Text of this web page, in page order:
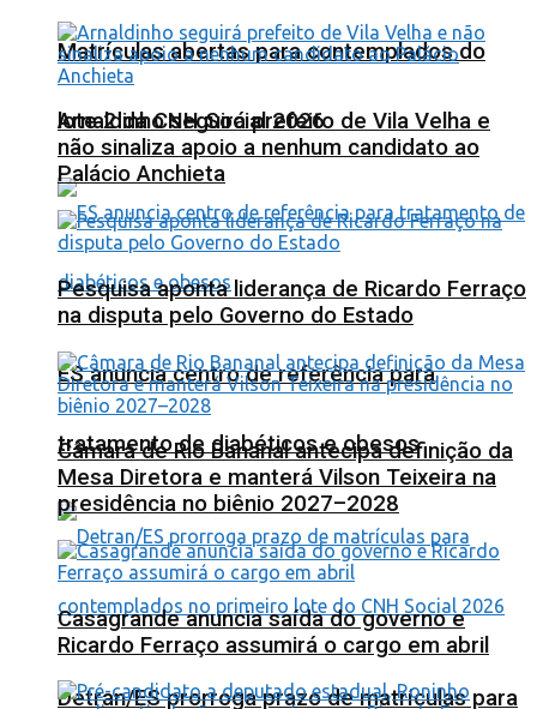
Matrículas abertas para contemplados do
lote 2 da CNH Social 2026
ES anuncia centro de referência para
tratamento de diabéticos e obesos
Detran/ES prorroga prazo de matrículas para
Arnaldinho seguirá prefeito de Vila Velha e
não sinaliza apoio a nenhum candidato ao
Palácio Anchieta
Pesquisa aponta liderança de Ricardo Ferraço
na disputa pelo Governo do Estado
Câmara de Rio Bananal antecipa definição da
Mesa Diretora e manterá Vilson Teixeira na
presidência no biênio 2027–2028
Casagrande anuncia saída do governo e
Ricardo Ferraço assumirá o cargo em abril